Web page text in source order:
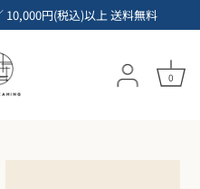
10,000円(税込)以上 送料無料
0
琲